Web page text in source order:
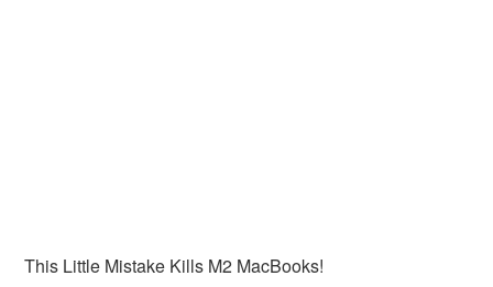
This Little Mistake Kills M2 MacBooks!